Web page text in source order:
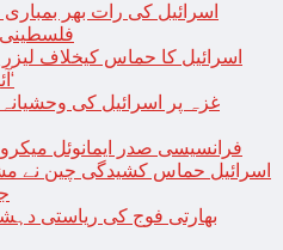
فلسطینی
اسرائیل کا حماس کیخلاف
فرانسیسی صدر ایمانوئل